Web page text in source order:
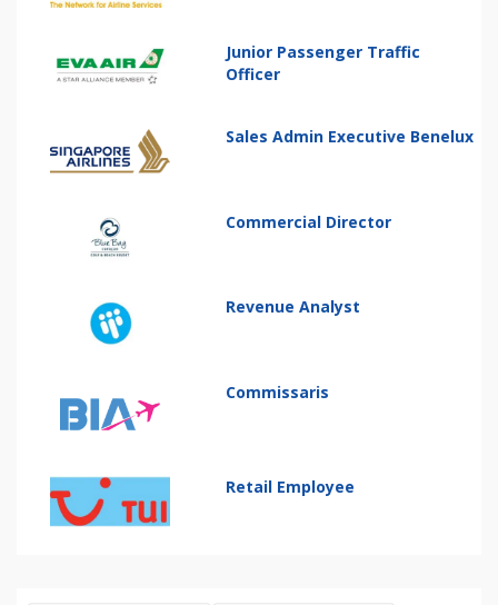
Junior Passenger Traffic
Officer
Sales Admin Executive Benelux
Commercial Director
Revenue Analyst
Commissaris
Retail Employee